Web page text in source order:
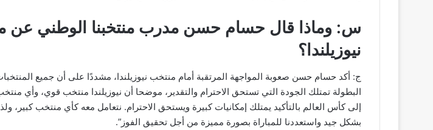
س: وماذا قال حسام حسن مدرب منتخبنا الوطني عن
نيوزيلندا؟
ج: أكد حسام حسن صعوبة المواجهة المرتقبة أمام منتخب نيوزيلندا، مشددًا على أن جميع
البطولة تمتلك الجودة التي تستحق الاحترام والتقدير، موضحا أن نيوزيلندا منتخب قوي، وأي
إلى كأس العالم بالتأكيد يمتلك إمكانيات كبيرة ويستحق الاحترام. نتعامل معه كأي منتخب كبير،
بشكل جيد واستعددنا للمباراة بصورة مميزة من أجل تحقيق الفوز”.